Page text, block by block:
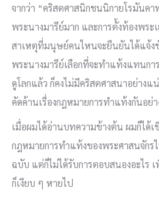
จากว่า “คริสตศาสนิกชนนิกายโรมันค
พระนางมารีย์มาก และการตั้งท้องพระ
สาเหตุที่มนุษย์คนไหนจะยืนยันได้แจ้ง
พระนางมารีย์เลือกที่จะทำแท้งแทนกา
ดูโลกแล้ว ก็คงไม่มีคริสตศาสนาอย่างแ
คัดค้านเรื่องกฎหมายการทำแท้งกันอย่
เมื่อผมได้อ่านบทความข้างต้น ผมก็ได้
กฎหมายการทำแท้งของพระศาสนจัก
ฉบับ แต่ก็ไม่ได้รับการตอบสนองอะไร
ก็เงียบ ๆ หายไป